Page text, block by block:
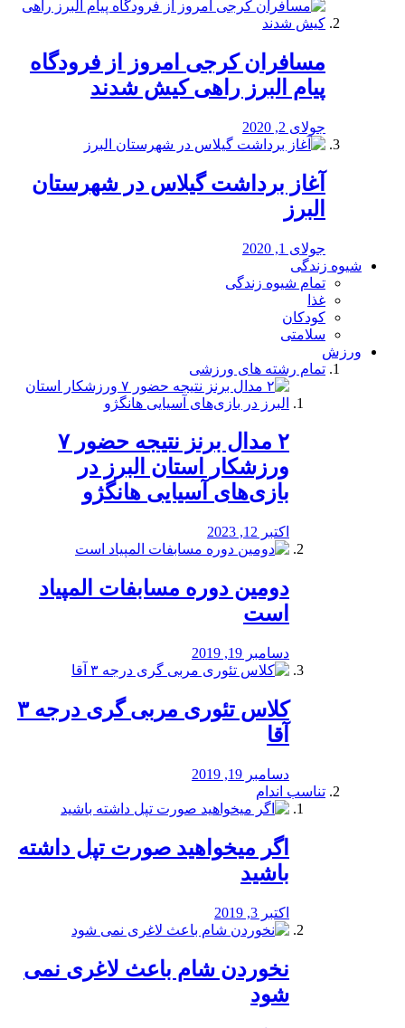
مسافران کرجی امروز از فرودگاه
پیام البرز راهی کیش شدند
جولای 2, 2020
آغاز برداشت گیلاس در شهرستان
البرز
جولای 1, 2020
شیوه زندگی
تمام شیوه زندگی
غذا
کودکان
سلامتی
ورزش
تمام رشته های ورزشی
۲ مدال برنز نتیجه حضور ۷
ورزشکار استان البرز در
بازی‌های آسیایی هانگژو
اکتبر 12, 2023
دومین دوره مسابفات المپیاد
است
دسامبر 19, 2019
کلاس تئوری مربی گری درجه ۳
آقا
دسامبر 19, 2019
تناسب اندام
اگر میخواهید صورت تپل داشته
باشید
اکتبر 3, 2019
نخوردن شام باعث لاغری نمی
‌شود